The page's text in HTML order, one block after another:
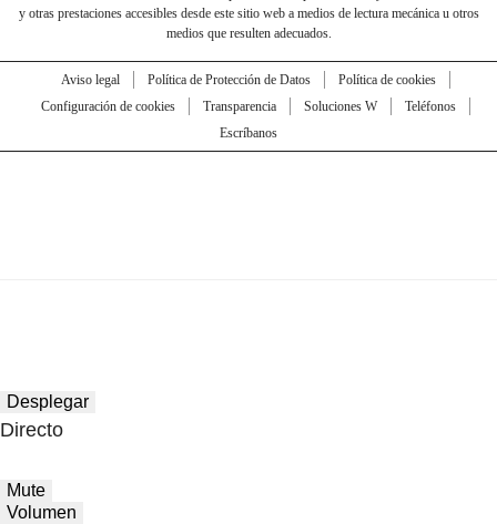
y otras prestaciones accesibles desde este sitio web a medios de lectura mecánica u otros
medios que resulten adecuados.
Aviso legal Política de Protección de Datos
Política de cookies
Configuración de cookies
Transparencia Soluciones W
Teléfonos
Escríbanos
Desplegar
Directo
Mute
Volumen